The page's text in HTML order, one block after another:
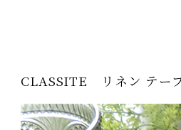
CLASSITE リネン テー